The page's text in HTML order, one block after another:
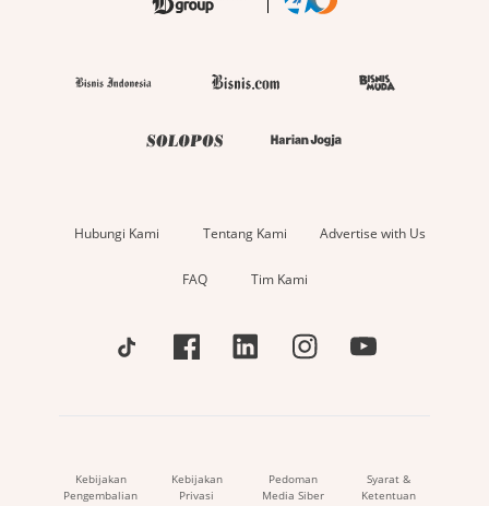
Hubungi Kami Tentang Kami Advertise with Us
FAQ Tim Kami
Kebijakan
Pengembalian
Kebijakan
Privasi
Pedoman
Media Siber
Syarat &
Ketentuan